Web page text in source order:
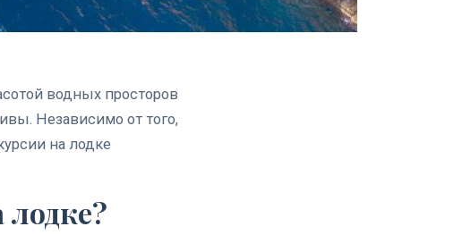
водных просторов
Независимо от того,
на лодке
лодке?